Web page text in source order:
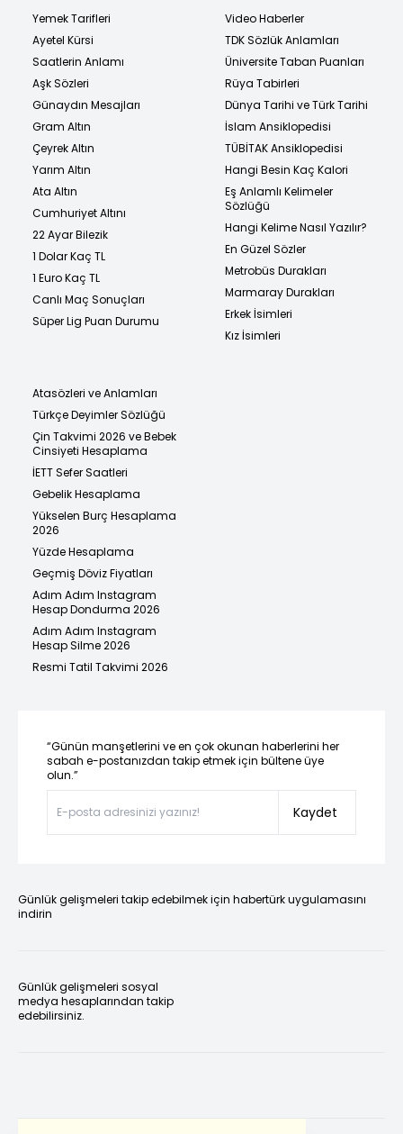
Yemek Tarifleri
Ayetel Kürsi
Saatlerin Anlamı
Aşk Sözleri
Günaydın Mesajları
Gram Altın
Çeyrek Altın
Yarım Altın
Ata Altın
Cumhuriyet Altını
22 Ayar Bilezik
1 Dolar Kaç TL
1 Euro Kaç TL
Canlı Maç Sonuçları
Süper Lig Puan Durumu
Video Haberler
TDK Sözlük Anlamları
Üniversite Taban Puanları
Rüya Tabirleri
Dünya Tarihi ve Türk Tarihi
İslam Ansiklopedisi
TÜBİTAK Ansiklopedisi
Hangi Besin Kaç Kalori
Eş Anlamlı Kelimeler
Sözlüğü
Hangi Kelime Nasıl Yazılır?
En Güzel Sözler
Metrobüs Durakları
Marmaray Durakları
Erkek İsimleri
Kız İsimleri
Atasözleri ve Anlamları
Türkçe Deyimler Sözlüğü
Çin Takvimi 2026 ve Bebek
Cinsiyeti Hesaplama
İETT Sefer Saatleri
Gebelik Hesaplama
Yükselen Burç Hesaplama
2026
Yüzde Hesaplama
Geçmiş Döviz Fiyatları
Adım Adım Instagram
Hesap Dondurma 2026
Adım Adım Instagram
Hesap Silme 2026
Resmi Tatil Takvimi 2026
“Günün manşetlerini ve en çok okunan haberlerini her
sabah e-postanızdan takip etmek için bültene üye
olun.”
Kaydet
Günlük gelişmeleri takip edebilmek için habertürk uygulamasını
indirin
Günlük gelişmeleri sosyal
medya hesaplarından takip
edebilirsiniz.